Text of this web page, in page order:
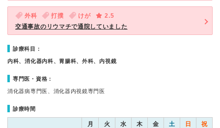
外科 打撲 けが
2.5
交通事故のリウマチで通院していました
診療科目：
内科、消化器内科、胃腸科、外科、内視鏡
専門医・資格：
消化器病専門医、消化器内視鏡専門医
診療時間
月 火 水 木 金 土 日 祝